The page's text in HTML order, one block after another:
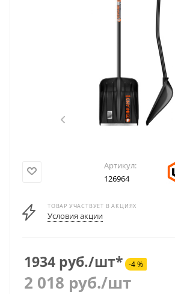
Артикул:
126964
ТОВАР УЧАСТВУЕТ В АКЦИЯХ
Условия акции
1934 руб./шт* -4 %
2 018 руб./шт